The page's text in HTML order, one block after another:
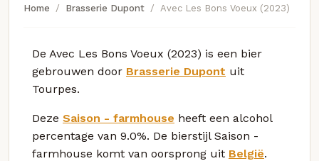
Home Brasserie Dupont Avec Les Bons Voeux (2023)
De Avec Les Bons Voeux (2023) is een bier
gebrouwen door Brasserie Dupont uit
Tourpes.
Deze Saison - farmhouse heeft een alcohol
percentage van 9.0%. De bierstijl Saison -
farmhouse komt van oorsprong uit België.